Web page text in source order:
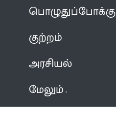
பொழுதுப்போக்கு
குற்றம்
அரசியல்
மேலும்